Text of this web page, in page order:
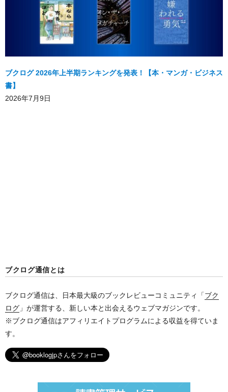
ブクログ 2026年上半期ランキングを発表！【本・マンガ・ビジネス
書】
2026年7月9日
ブクログ通信とは
ブクログ通信は、日本最大級のブックレビューコミュニティ「ブク
ログ 」が運営する、新しい本と出会えるウェブマガジンです。
※ブクログ通信はアフィリエイトプログラムによる収益を得ていま
す。